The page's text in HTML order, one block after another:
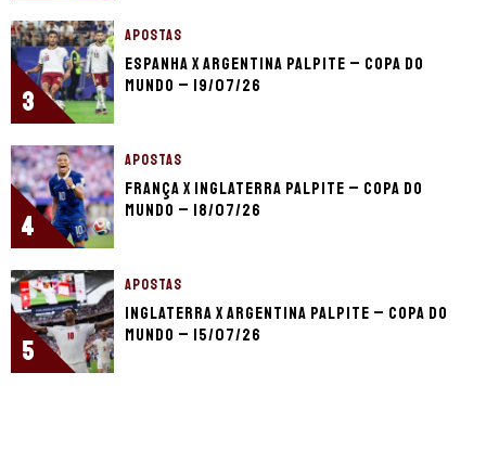
3
APOSTAS
Espanha x Argentina palpite – Copa do
Mundo – 19/07/26
4
APOSTAS
França x Inglaterra palpite – Copa do
Mundo – 18/07/26
5
APOSTAS
Inglaterra x Argentina palpite – Copa do
Mundo – 15/07/26